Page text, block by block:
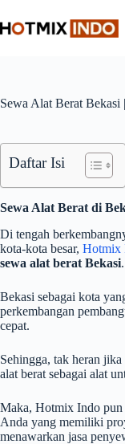
to
content
Sewa Alat Berat
Daftar Isi
Sewa Alat Berat di
Di tengah
kota-kota besar, Hotmix
sewa alat berat Bekasi.
Bekasi sebagai kota
perkembangan
cepat.
Sehingga, tak heran
alat berat sebagai alat
Maka, Hotmix Indo pun
Anda yang memiliki
menawarkan jasa